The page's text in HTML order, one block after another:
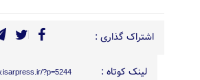
اشتراک گذاری :
لینک کوتاه : ?p=5244